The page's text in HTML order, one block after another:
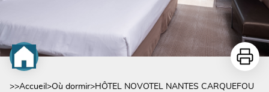
>>Accueil >Où dormir>HÔTEL NOVOTEL NANTES CARQUEFOU